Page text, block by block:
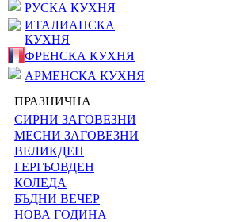
РУСКА КУХНЯ
ИТАЛИАНСКА
КУХНЯ
ФРЕНСКА КУХНЯ
АРМЕНСКА КУХНЯ
ПРАЗНИЧНА
СИРНИ ЗАГОВЕЗНИ
МЕСНИ ЗАГОВЕЗНИ
ВЕЛИКДЕН
ГЕРГЬОВДЕН
КОЛЕДА
БЪДНИ ВЕЧЕР
НОВА ГОДИНА